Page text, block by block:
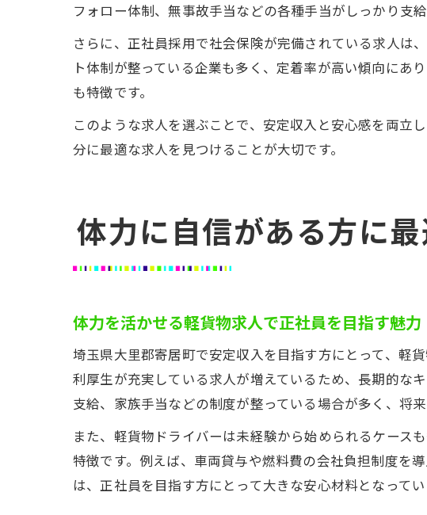
フォロー体制、無事故手当などの各種手当がしっかり支
さらに、正社員採用で社会保険が完備されている求人は
ト体制が整っている企業も多く、定着率が高い傾向にあ
も特徴です。
このような求人を選ぶことで、安定収入と安心感を両立
分に最適な求人を見つけることが大切です。
体力に自信がある方に
体力を活かせる軽貨物求人で正社員を目指す魅力
埼玉県大里郡寄居町で安定収入を目指す方にとって、軽
利厚生が充実している求人が増えているため、長期的な
支給、家族手当などの制度が整っている場合が多く、将来
また、軽貨物ドライバーは未経験から始められるケース
特徴です。例えば、車両貸与や燃料費の会社負担制度を
は、正社員を目指す方にとって大きな安心材料となってい